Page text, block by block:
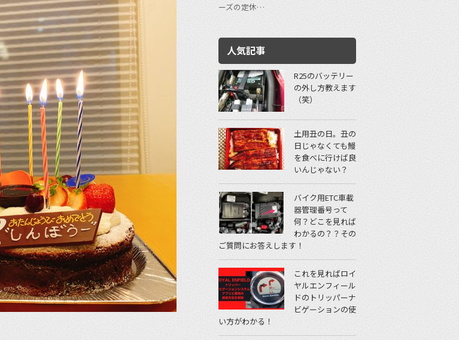
ーズの定休…
人気記事
R25のバッテリー
の外し方教えます
（笑）
土用丑の日。丑の
日じゃなくても鰻
を食べに行けば良
いんじゃない？
バイク用ETC車載
器管理番号って
何？どこを見れば
わかるの？？その
ご質問にお答えします！
これを見ればロイ
ヤルエンフィール
ドのトリッパーナ
ビゲーションの使
い方がわかる！